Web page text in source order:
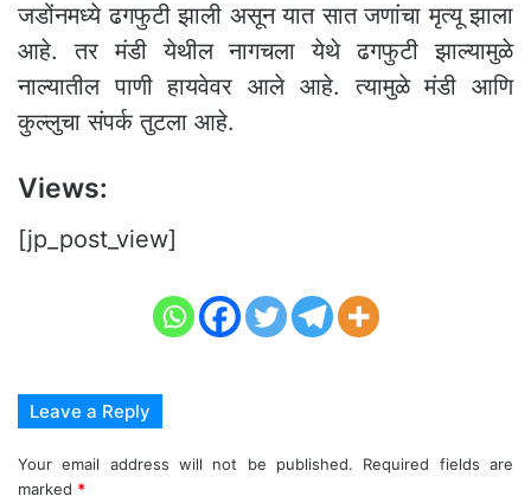
जडोंनमध्ये ढगफुटी झाली असून यात सात जणांचा मृत्यू झाला
आहे. तर मंडी येथील नागचला येथे ढगफुटी झाल्यामुळे
नाल्यातील पाणी हायवेवर आले आहे. त्यामुळे मंडी आणि
कुल्लुचा संपर्क तुटला आहे.
Views:
[jp_post_view]
Leave a Reply
Your email address will not be published.
Required fields are
marked *